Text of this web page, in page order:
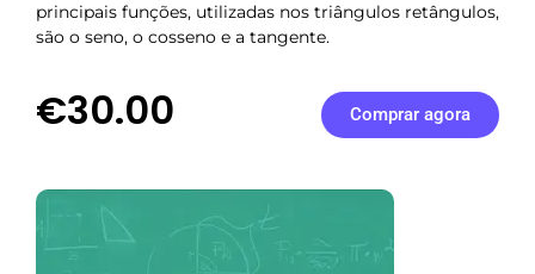
principais funções, utilizadas nos triângulos retângulos,
são o seno, o cosseno e a tangente.
€30.00 Comprar agora